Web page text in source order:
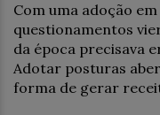
Com uma adoção
questionamentos
da época precisava
Adotar posturas
forma de gerar